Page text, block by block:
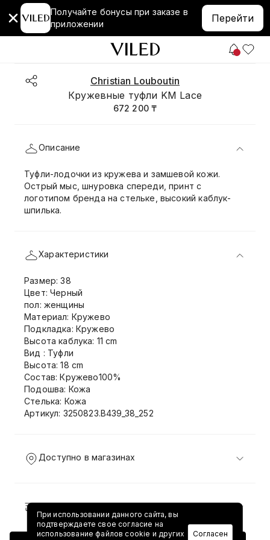
Получайте бонусы при заказе в
приложении
Перейти
Christian Louboutin
Кружевные туфли KM Lace
672 200 ₸
Описание
Туфли-лодочки из кружева и замшевой кожи.
Острый мыс, шнуровка спереди, принт с
логотипом бренда на стельке, высокий каблук-
шпилька.
Характеристики
Размер: 38
Цвет: Черный
пол: женщины
Материал: Кружево
Подкладка: Кружево
Высота каблука: 11 cm
Вид : Туфли
Высота: 18 cm
Состав: Кружево100%
Подошва: Кожа
Стелька: Кожа
Артикул: 3250823.B439_38_252
Доступно в магазинах
Доставка и возврат
При использовании данного сайта, вы
подтверждаете свое согласие на
использование файлов cookie и других
Согласен